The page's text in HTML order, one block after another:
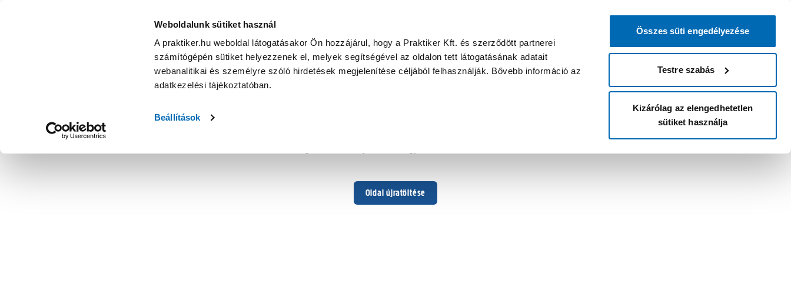
Weboldalunk sütiket használ
A praktiker.hu weboldal látogatásakor Ön hozzájárul, hogy a Praktiker Kft. és szerződött partnerei
számítógépén sütiket helyezzenek el, melyek segítségével az oldalon tett látogatásának adatait
webanalitikai és személyre szóló hirdetések megjelenítése céljából felhasználják. Bővebb információ az
adatkezelési tájékoztatóban.
Beállítások
Összes süti engedélyezése
Testre szabás
Kizárólag az elengedhetetlen
sütiket használja
Oldal újratöltése